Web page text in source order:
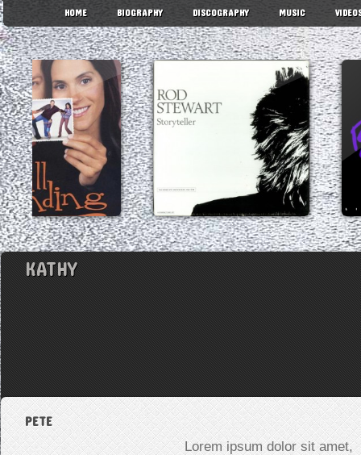
HOME BIOGRAPHY DISCOGRAPHY MUSIC
KATHY
PETE
Lorem ipsum dolor sit amet,